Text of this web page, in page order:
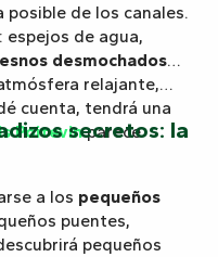
de los canales.
espejos de agua,
desmochados…
relajante,
cuenta, tendrá una
Poitevinparece
secretos: la
a los pequeños
puentes,
pequeños